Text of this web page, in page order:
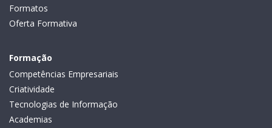
Formatos
Oferta Formativa
Formação
Competências Empresariais
Criatividade
Tecnologias de Informação
Academias